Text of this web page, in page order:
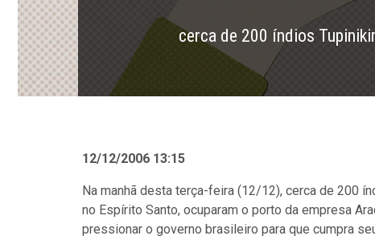
cerca de 200 índios
12/12/2006 13:15
Na manhã desta terça-feira (12/12), cerca de 200
no Espírito Santo, ocuparam o porto da empresa
pressionar o governo brasileiro para que cumpra